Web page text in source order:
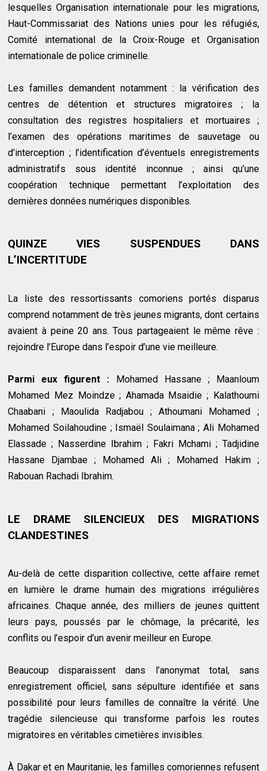
lesquelles Organisation internationale pour les migrations,
Haut-Commissariat des Nations unies pour les réfugiés,
Comité international de la Croix-Rouge et Organisation
internationale de police criminelle.
Les familles demandent notamment : la vérification des
centres de détention et structures migratoires ; la
consultation des registres hospitaliers et mortuaires ;
l’examen des opérations maritimes de sauvetage ou
d’interception ; l’identification d’éventuels enregistrements
administratifs sous identité inconnue ; ainsi qu’une
coopération technique permettant l’exploitation des
dernières données numériques disponibles.
QUINZE VIES SUSPENDUES DANS
L’INCERTITUDE
La liste des ressortissants comoriens portés disparus
comprend notamment de très jeunes migrants, dont certains
avaient à peine 20 ans. Tous partageaient le même rêve :
rejoindre l’Europe dans l’espoir d’une vie meilleure.
Parmi eux figurent : Mohamed Hassane ; Maanloum
Mohamed Mez Moindze ; Ahamada Msaidie ; Kalathoumi
Chaabani ; Maoulida Radjabou ; Athoumani Mohamed ;
Mohamed Soilahoudine ; Ismaël Soulaimana ; Ali Mohamed
Elassade ; Nasserdine Ibrahim ; Fakri Mchami ; Tadjidine
Hassane Djambae ; Mohamed Ali ; Mohamed Hakim ;
Rabouan Rachadi Ibrahim.
LE DRAME SILENCIEUX DES MIGRATIONS
CLANDESTINES
Au-delà de cette disparition collective, cette affaire remet
en lumière le drame humain des migrations irrégulières
africaines. Chaque année, des milliers de jeunes quittent
leurs pays, poussés par le chômage, la précarité, les
conflits ou l’espoir d’un avenir meilleur en Europe.
Beaucoup disparaissent dans l’anonymat total, sans
enregistrement officiel, sans sépulture identifiée et sans
possibilité pour leurs familles de connaître la vérité. Une
tragédie silencieuse qui transforme parfois les routes
migratoires en véritables cimetières invisibles.
À Dakar et en Mauritanie, les familles comoriennes refusent